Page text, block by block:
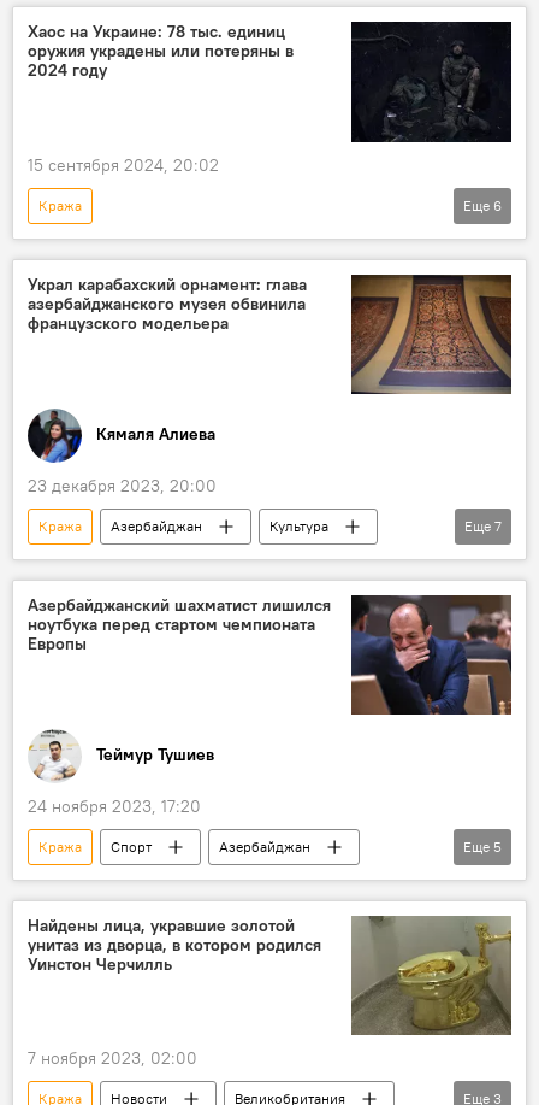
Кибербезопасность
Мошенники
ЦБА
Банковские карты
Хаос на Украине: 78 тыс. единиц
оружия украдены или потеряны в
2024 году
15 сентября 2024, 20:02
Кража
Спецоперация России по защите Донбасса
Украина
Вооружение
Пропажа Контроль
Еще 6
Украл карабахский орнамент: глава
азербайджанского музея обвинила
французского модельера
Кямаля Алиева
23 декабря 2023, 20:00
Кража Азербайджан
Культура
Ковроткачество
Армения
Карабах
Франция
Мода и стиль
мнение
Азербайджанский национальный музей искусств
Еще 7
Азербайджанский шахматист лишился
ноутбука перед стартом чемпионата
Европы
Теймур Тушиев
24 ноября 2023, 17:20
Кража Спорт
Азербайджан
Шахматы
Чемпионат Европы
Рауф Мамедов
Потеря
Еще 5
Найдены лица, укравшие золотой
унитаз из дворца, в котором родился
Уинстон Черчилль
7 ноября 2023, 02:00
Кража Новости Великобритания Еще 3